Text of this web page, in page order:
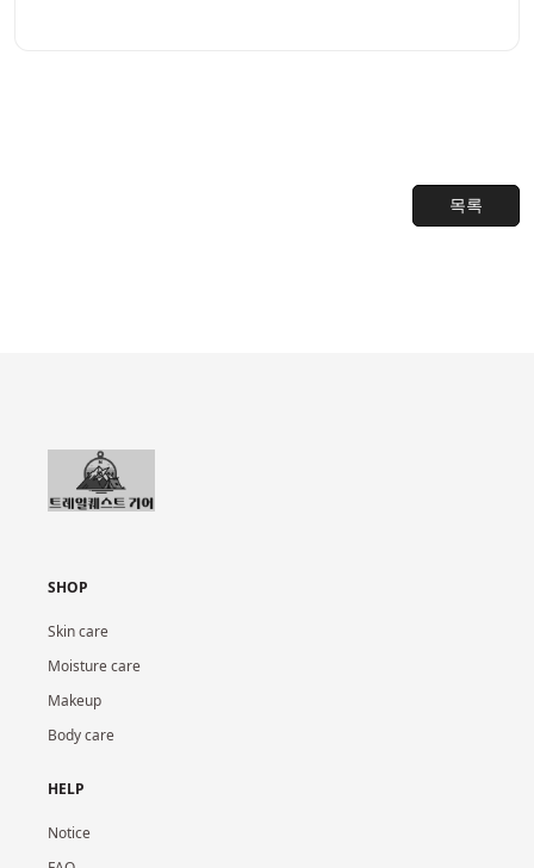
목록
SHOP
Skin care
Moisture care
Makeup
Body care
HELP
Notice